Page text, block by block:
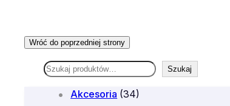
Szukaj Szukaj
Akcesoria (34)